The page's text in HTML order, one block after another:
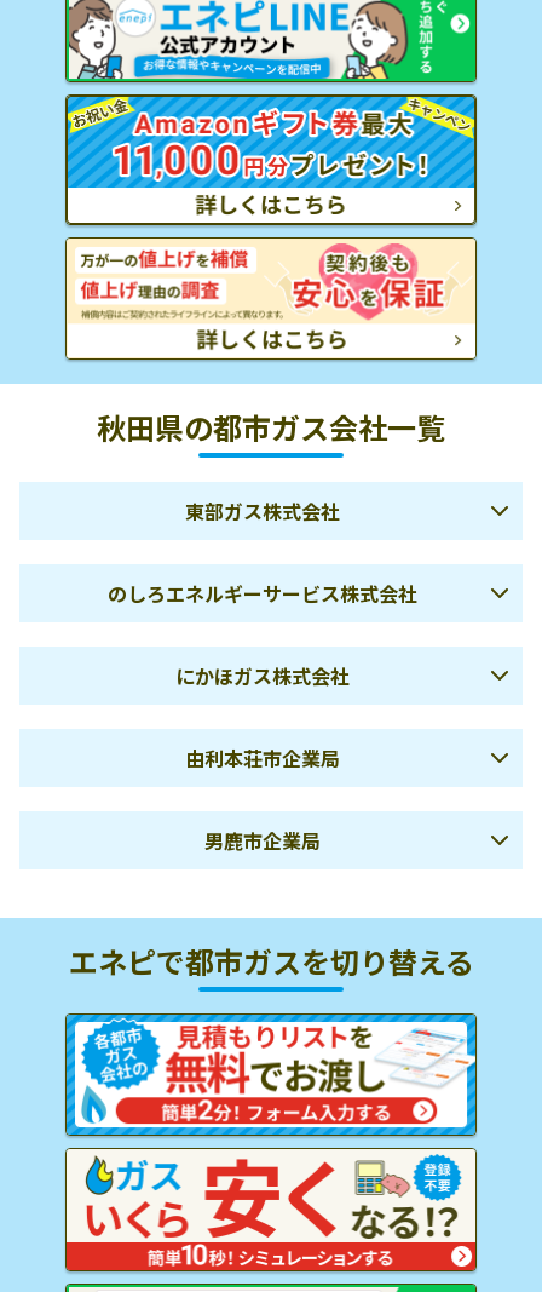
秋田県の都市ガス会社一覧
東部ガス株式会社
会社名 東部ガス株式会社
住所
東京都中央区日本橋箱崎町
7-1
電話番号
03-3662-4611
供給エリア
（道管エリア）
【秋田県】秋田市
都市ガス年間推定料金
一般料金
１人暮らし
48,120 円 ２人暮らし
70,092 円
３人暮らし
83,916 円 ４人暮らし
85,644 円
５人暮らし
89,100 円 ６人暮らし 90,828 円
のしろエネルギーサービス株式会社
のしろエネルギーサービス
株式会社
秋田県能代市万町11-21
電話番号
0185-52-5030
（道管エリア）
【秋田県】能代市
都市ガス年間推定料金
一般ガス
90,216 円 ２人暮らし
３人暮らし
168,456 円 ４人暮らし
172,368 円
５人暮らし
180,192 円 ６人暮らし 184,104 円
にかほガス株式会社
にかほガス株式会社
住所
秋田県にかほ市平沢字舟橋
4
電話番号
0184-74-7870
供給エリア
（道管エリア）
都市ガス年間推定料金
一般料金
１人暮らし
56,328 円 ２人暮らし
85,728 円
３人暮らし
105,216 円 ４人暮らし
107,652 円
５人暮らし
112,524 円 ６人暮らし 114,960 円
由利本荘市企業局
由利本荘市企業局
秋田県由利本荘市表尾崎町
電話番号
0184-22-4375
（道管エリア）
【秋田県】由利本荘市
男鹿市企業局
会社名 記載なし
住所
秋田県男鹿市角間崎字家ノ
下452
電話番号
0185-46-4106
供給エリア
（道管エリア）
【秋田県】男鹿市、南秋田
郡大潟村
エネピで都市ガスを切り替える